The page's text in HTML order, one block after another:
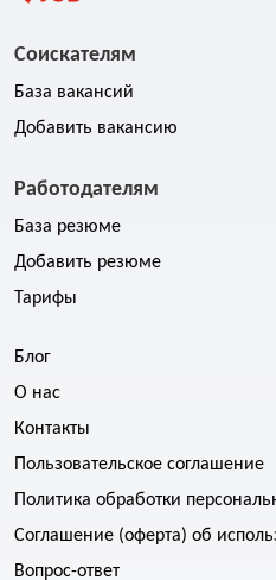
Соискателям
База вакансий
Добавить вакансию
Работодателям
База резюме
Добавить резюме
Тарифы
Блог
О нас
Контакты
Пользовательское соглашение
Политика обработки
Соглашение (оферта) об
Вопрос-ответ